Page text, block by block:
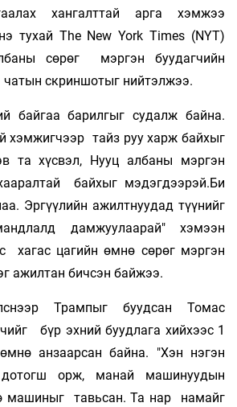
хангалттай арга хэмжээ
тухай The New York Times (NYT)
сөрөг мэргэн буудагчийн
скриншотыг нийтэлжээ.
байгаа барилгыг судалж байна.
хэмжигчээр тайз руу харж байхыг
та хүсвэл, Нууц албаны мэргэн
байхыг мэдэгдээрэй.Би
Эргүүлийн ажилтнуудад түүнийг
дамжуулаарай" хэмээн
хагас цагийн өмнө сөрөг мэргэн
ажилтан бичсэн байжээ.
Трампыг буудсан Томас
бүр эхний буудлага хийхээс 1
анзаарсан байна. "Хэн нэгэн
орж, манай машинуудын
машиныг тавьсан. Та нар намайг